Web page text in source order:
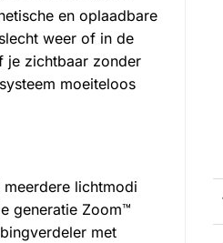
en oplaadbare
weer of in de
je zichtbaar zonder
moeiteloos
meerdere lichtmodi
generatie Zoom™
met